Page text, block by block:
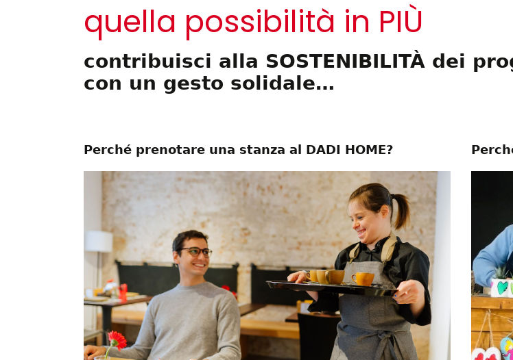
quella possibilità in PIÙ
contribuisci alla SOSTENIBILITÀ dei
con un gesto solidale…
Perché prenotare una stanza al DADI HOME?